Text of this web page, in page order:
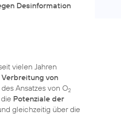
Desinformation
vielen Jahren
von
Ansatzes von O2
Potenziale der
gleichzeitig über die